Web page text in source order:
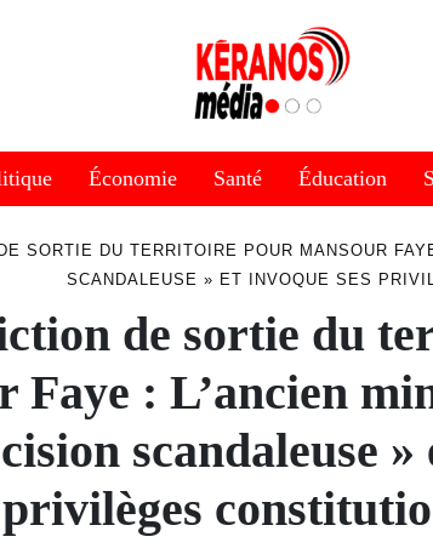
Économie Santé Éducation
SORTIE DU TERRITOIRE POUR MANSOUR
SCANDALEUSE » ET INVOQUE SES
de sortie du
Faye : L’ancien
scandaleuse »
privilèges